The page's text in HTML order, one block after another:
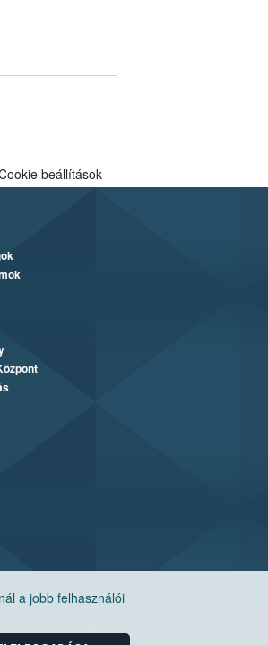
a jobb felhasználói
beállítások